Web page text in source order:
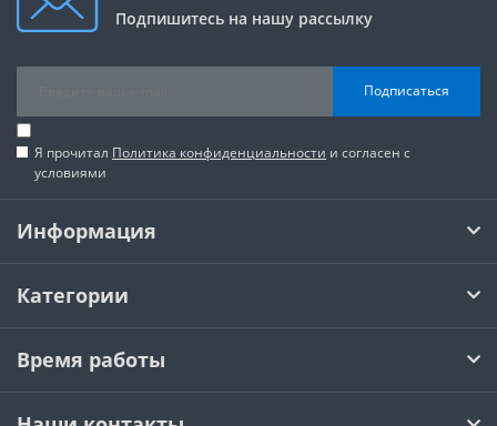
Подпишитесь на нашу рассылку
Подписаться
Я прочитал Политика конфиденциальности и согласен с
условиями
Информация
Категории
Время работы